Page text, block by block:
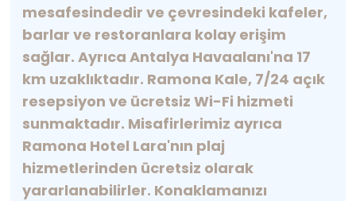
mesafesindedir ve çevresindeki kafeler,
barlar ve restoranlara kolay erişim
sağlar. Ayrıca Antalya Havaalanı'na 17
km uzaklıktadır. Ramona Kale, 7/24 açık
resepsiyon ve ücretsiz Wi-Fi hizmeti
sunmaktadır. Misafirlerimiz ayrıca
Ramona Hotel Lara'nın plaj
hizmetlerinden ücretsiz olarak
yararlanabilirler. Konaklamanızı